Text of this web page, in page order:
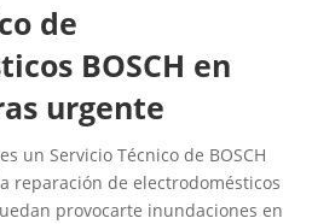
de
BOSCH en
urgente
un Servicio Técnico de BOSCH
reparación de electrodomésticos
provocarte inundaciones en